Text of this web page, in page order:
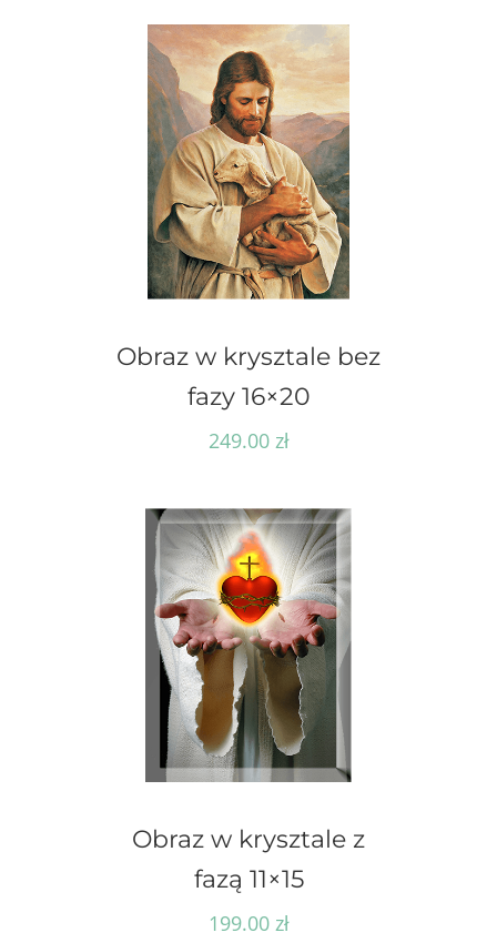
Obraz w krysztale bez
fazy 16×20
249.00 zł
Obraz w krysztale z
fazą 11×15
199.00 zł